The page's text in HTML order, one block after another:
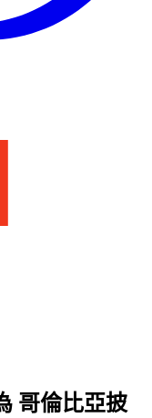
哥倫比亞披